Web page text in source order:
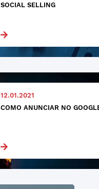
SOCIAL SELLING
12.01.2021
COMO ANUNCIAR NO